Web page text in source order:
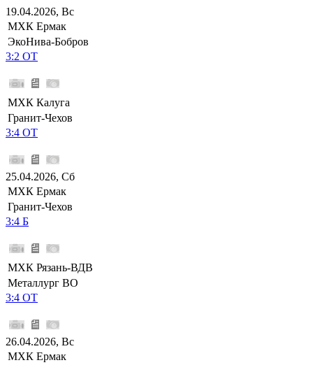
19.04.2026, Вс
МХК Ермак
ЭкоНива-Бобров
3:2 ОТ
МХК Калуга
Гранит-Чехов
3:4 ОТ
25.04.2026, Сб
МХК Ермак
Гранит-Чехов
3:4 Б
МХК Рязань-ВДВ
Металлург ВО
3:4 ОТ
26.04.2026, Вс
МХК Ермак